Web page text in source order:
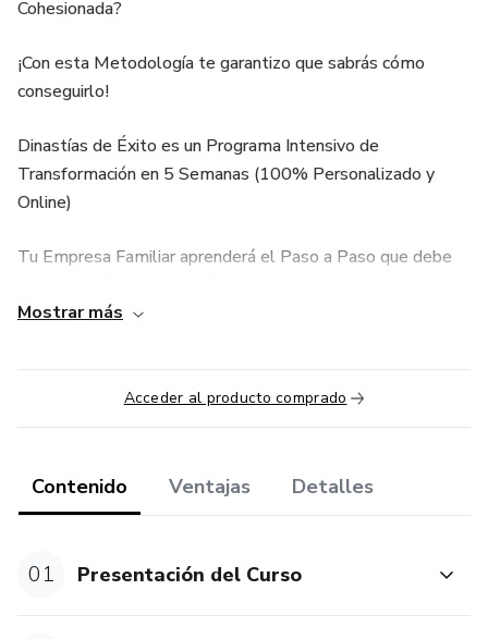
Cohesionada?
¡Con esta Metodología te garantizo que sabrás cómo
conseguirlo!
Dinastías de Éxito es un Programa Intensivo de
Transformación en 5 Semanas (100% Personalizado y
Online)
Tu Empresa Familiar aprenderá el Paso a Paso que debe
semanales 1 a 1 en directo.
Primero aprenderás cómo Gobernar tu Empresa Familiar.
Descubrirás que es una Estructura más compleja que la de
y qué tipos de Acuerdos Internos debe tener.
Mostrar más
Acceder al producto comprado
Contenido Ventajas Detalles
01 Presentación del Curso